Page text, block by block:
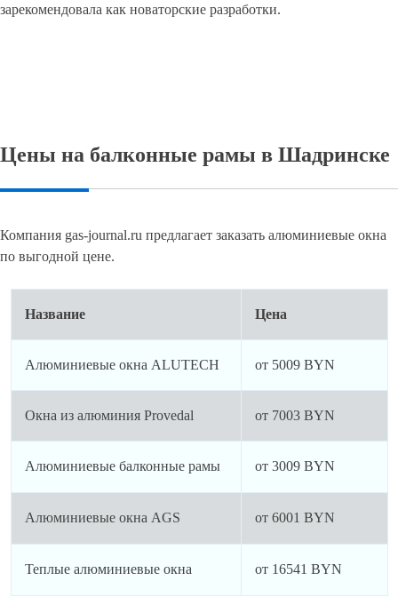
зарекомендовала как новаторские разработки.
Цены на балконные рамы в Шадринске
Компания gas-journal.ru предлагает заказать алюминиевые окна
по выгодной цене.
Название Цена
Алюминиевые окна ALUTECH от 5009 BYN
Окна из алюминия Provedal от 7003 BYN
Алюминиевые балконные рамы от 3009 BYN
Алюминиевые окна AGS от 6001 BYN
Теплые алюминиевые окна от 16541 BYN